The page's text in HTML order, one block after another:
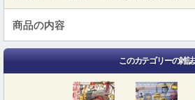
商品の内容
このカテゴリーの雑誌